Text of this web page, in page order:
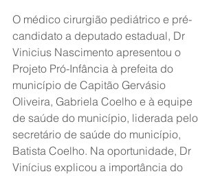
O médico cirurgião pediátrico e pré-
candidato a deputado estadual, Dr
Vinicius Nascimento apresentou o
Projeto Pró-Infância à prefeita do
município de Capitão Gervásio
Oliveira, Gabriela Coelho e à equipe
de saúde do município, liderada pelo
secretário de saúde do município,
Batista Coelho. Na oportunidade, Dr
Vinícius explicou a importância do